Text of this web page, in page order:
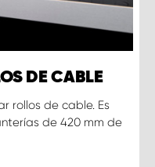
DE CABLE
rollos de cable. Es
de 420 mm de